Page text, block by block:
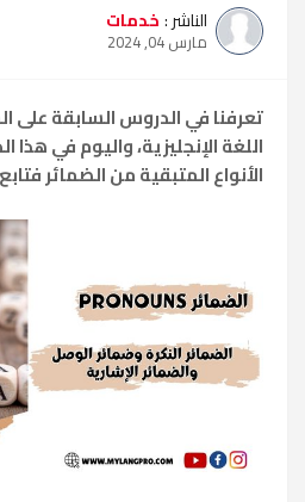
الناشر :خدمات
مارس 04, 2024
اللغة الإنجليزية، واليوم في
الأنواع المتبقية من الضمائر